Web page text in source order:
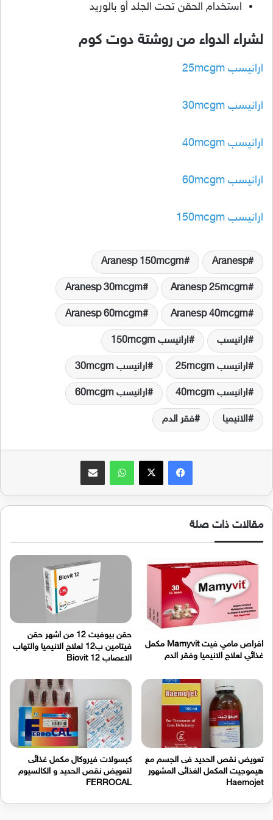
استخدام الحقن تحت الجلد أو بالوريد
لشراء الدواء من روشتة دوت كوم
ارانيسب 25mcgm
ارانيسب 30mcgm
ارانيسب 40mcgm
ارانيسب 60mcgm
ارانيسب 150mcgm
Aranesp
Aranesp 150mcgm
Aranesp 25mcgm
Aranesp 30mcgm
Aranesp 40mcgm
Aranesp 60mcgm
ارانيسب ارانيسب 150mcgm
ارانيسب 25mcgm ارانيسب 30mcgm
ارانيسب 40mcgm ارانيسب 60mcgm
الانيميا فقر الدم
فيسبوك واتساب
مقالات ذات صلة
اقراص مامي فيت Mamyvit مكمل
غذائي لعلاج الانيميا وفقر الدم
حقن بيوفيت 12 من اشهر حقن
فيتامين ب12 لعلاج الانيميا والتهاب
الاعصاب Biovit 12
تعويض نقص الحديد فى الجسم مع
هيموجيت المكمل الغذائى المشهور
Haemojet
كبسولات فيروكال مكمل غذائى
لتعويض نقص الحديد و الكالسيوم
FERROCAL